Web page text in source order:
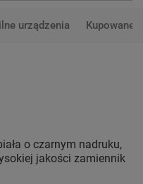
(oszczędzasz 9,95 zł)
urządzenia Kupowane
o czarnym nadruku,
jakości zamiennik